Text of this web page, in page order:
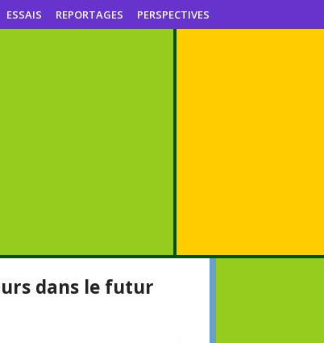
ESSAIS REPORTAGES PERSPECTIVES
dans le futur